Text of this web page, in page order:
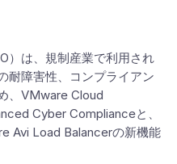
）は、規制産業で利用され
耐障害性、コンプライアン
、VMware Cloud
Cyber Complianceと、
Avi Load Balancerの新機能